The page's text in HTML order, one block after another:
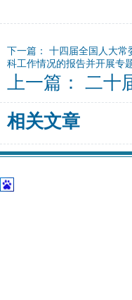
下一篇： 十四届全国人大常
科工作情况的报告并开展专
上一篇： 二十
相关文章